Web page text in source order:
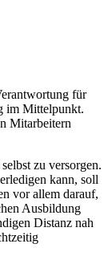
für
im Mittelpunkt.
Mitarbeitern
zu versorgen.
kann, soll
vor allem darauf,
Ausbildung
Distanz nah